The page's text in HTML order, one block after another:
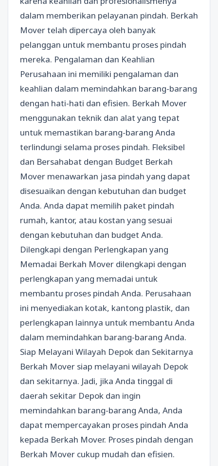
dalam memberikan pelayanan pindah. Berkah
Mover telah dipercaya oleh banyak
pelanggan untuk membantu proses pindah
mereka. Pengalaman dan Keahlian
Perusahaan ini memiliki pengalaman dan
keahlian dalam memindahkan barang-barang
dengan hati-hati dan efisien. Berkah Mover
menggunakan teknik dan alat yang tepat
untuk memastikan barang-barang Anda
terlindungi selama proses pindah. Fleksibel
dan Bersahabat dengan Budget Berkah
Mover menawarkan jasa pindah yang dapat
disesuaikan dengan kebutuhan dan budget
Anda. Anda dapat memilih paket pindah
rumah, kantor, atau kostan yang sesuai
dengan kebutuhan dan budget Anda.
Dilengkapi dengan Perlengkapan yang
Memadai Berkah Mover dilengkapi dengan
perlengkapan yang memadai untuk
membantu proses pindah Anda. Perusahaan
ini menyediakan kotak, kantong plastik, dan
perlengkapan lainnya untuk membantu Anda
dalam memindahkan barang-barang Anda.
Siap Melayani Wilayah Depok dan Sekitarnya
Berkah Mover siap melayani wilayah Depok
dan sekitarnya. Jadi, jika Anda tinggal di
daerah sekitar Depok dan ingin
memindahkan barang-barang Anda, Anda
dapat mempercayakan proses pindah Anda
kepada Berkah Mover. Proses pindah dengan
Berkah Mover cukup mudah dan efisien.